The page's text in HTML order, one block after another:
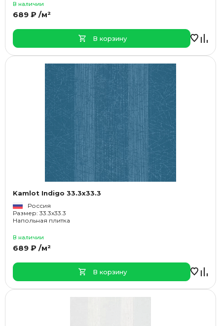
В наличии
689 ₽ /м²
В корзину
Kamlot Indigo 33.3x33.3
Россия
Размер: 33.3x33.3
Напольная плитка
В наличии
689 ₽ /м²
В корзину